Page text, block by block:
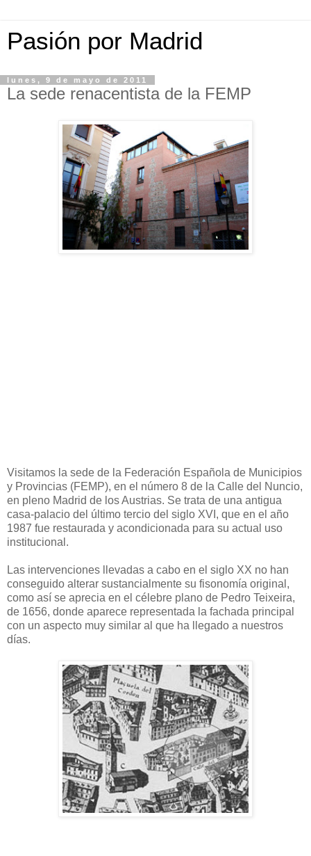
Pasión por Madrid
lunes, 9 de mayo de 2011
La sede renacentista de la FEMP
Visitamos la sede de la Federación Española de Municipios
y Provincias (FEMP), en el número 8 de la Calle del Nuncio,
en pleno Madrid de los Austrias. Se trata de una antigua
casa-palacio del último tercio del siglo XVI, que en el año
1987 fue restaurada y acondicionada para su actual uso
institucional.
Las intervenciones llevadas a cabo en el siglo XX no han
conseguido alterar sustancialmente su fisonomía original,
como así se aprecia en el célebre plano de Pedro Teixeira,
de 1656, donde aparece representada la fachada principal
con un aspecto muy similar al que ha llegado a nuestros
días.